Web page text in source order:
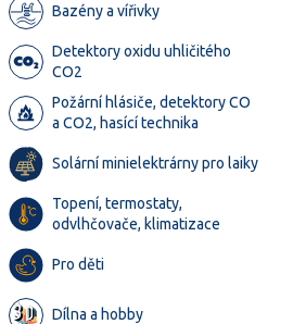
Bazény a vířivky
Detektory oxidu uhličitého
CO2
Požární hlásiče, detektory CO
a CO2, hasící technika
Solární minielektrárny pro laiky
Topení, termostaty,
odvlhčovače, klimatizace
Pro děti
Dílna a hobby